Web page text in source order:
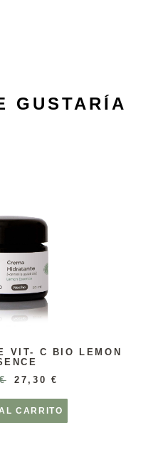
GUSTARÍA
VIT- C BIO LEMON
€ 27,30 €
CARRITO